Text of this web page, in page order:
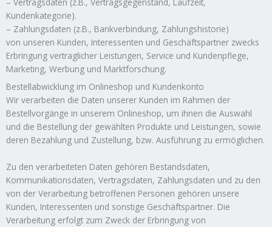
– Vertragsdaten (z.B., Vertragsgegenstand, Laufzeit,
Kundenkategorie).
– Zahlungsdaten (z.B., Bankverbindung, Zahlungshistorie)
von unseren Kunden, Interessenten und Geschäftspartner zwecks
Erbringung vertraglicher Leistungen, Service und Kundenpflege,
Marketing, Werbung und Marktforschung.
Bestellabwicklung im Onlineshop und Kundenkonto
Wir verarbeiten die Daten unserer Kunden im Rahmen der
Bestellvorgänge in unserem Onlineshop, um ihnen die Auswahl
und die Bestellung der gewählten Produkte und Leistungen, sowie
deren Bezahlung und Zustellung, bzw. Ausführung zu ermöglichen.
Zu den verarbeiteten Daten gehören Bestandsdaten,
Kommunikationsdaten, Vertragsdaten, Zahlungsdaten und zu den
von der Verarbeitung betroffenen Personen gehören unsere
Kunden, Interessenten und sonstige Geschäftspartner. Die
Verarbeitung erfolgt zum Zweck der Erbringung von